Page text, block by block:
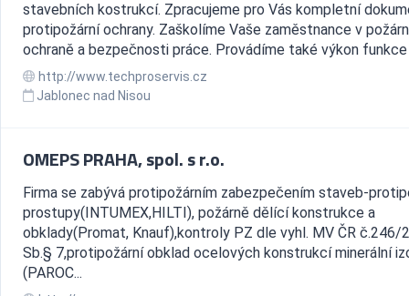
stavebních kostrukcí. Zpracujeme pro Vás kompletní
protipožární ochrany. Zaškolíme Vaše zaměstnance v
ochraně a bezpečnosti práce. Provádíme také výkon funkce
http://www.techproservis.cz
Jablonec nad Nisou
OMEPS PRAHA, spol. s r.o.
Firma se zabývá protipožárním zabezpečením staveb-
prostupy(INTUMEX,HILTI), požárně dělící konstrukce a
obklady(Promat, Knauf),kontroly PZ dle vyhl. MV ČR č.246/
Sb.§ 7,protipožární obklad ocelových konstrukcí minerální
(PAROC...